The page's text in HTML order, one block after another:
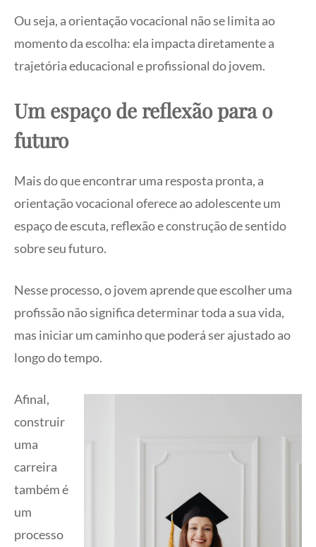
Ou seja, a orientação vocacional não se limita ao
momento da escolha: ela impacta diretamente a
trajetória educacional e profissional do jovem.
Um espaço de reflexão para o
futuro
Mais do que encontrar uma resposta pronta, a
orientação vocacional oferece ao adolescente um
espaço de escuta, reflexão e construção de sentido
sobre seu futuro.
Nesse processo, o jovem aprende que escolher uma
profissão não significa determinar toda a sua vida,
mas iniciar um caminho que poderá ser ajustado ao
longo do tempo.
Afinal,
construir
uma
carreira
também é
um
processo